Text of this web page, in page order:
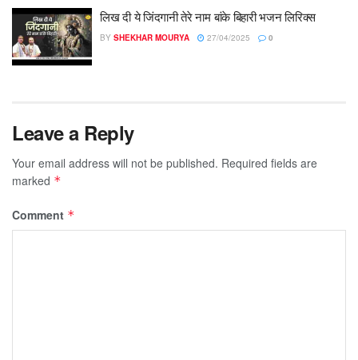
लिख दी ये जिंदगानी तेरे नाम बांके बिहारी भजन लिरिक्स
BY SHEKHAR MOURYA 27/04/2025 0
Leave a Reply
Your email address will not be published. Required fields are
marked *
Comment *